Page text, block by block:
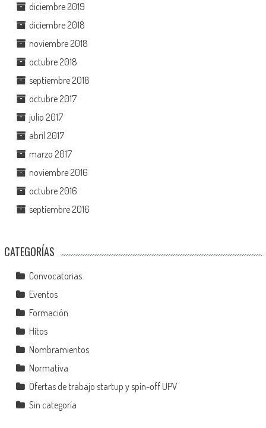
diciembre 2019
diciembre 2018
noviembre 2018
octubre 2018
septiembre 2018
octubre 2017
julio 2017
abril 2017
marzo 2017
noviembre 2016
octubre 2016
septiembre 2016
CATEGORÍAS
Convocatorias
Eventos
Formación
Hitos
Nombramientos
Normativa
Ofertas de trabajo startup y spin-off UPV
Sin categoría